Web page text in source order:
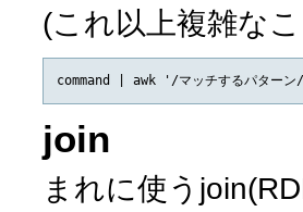
(これ以上複雑な
join
まれに使う